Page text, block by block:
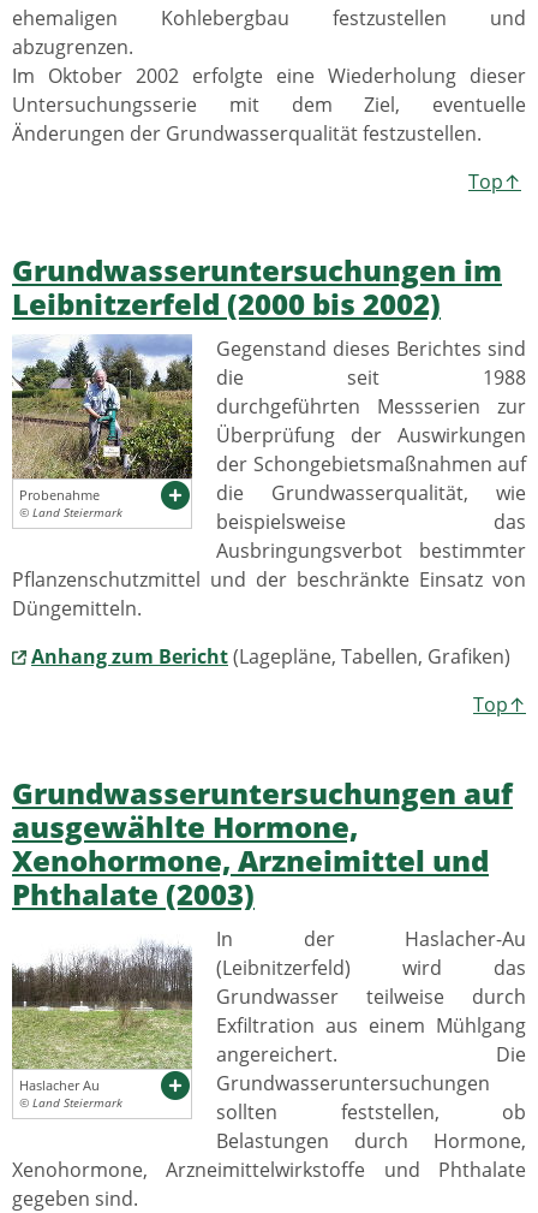
ehemaligen Kohlebergbau festzustellen und
abzugrenzen.
Im Oktober 2002 erfolgte eine Wiederholung dieser
Untersuchungsserie mit dem Ziel, eventuelle
Änderungen der Grundwasserqualität festzustellen.
Top↑
Grundwasseruntersuchungen im
Leibnitzerfeld (2000 bis 2002)
Probenahme
© Land Steiermark
Gegenstand dieses Berichtes sind
die seit 1988
durchgeführten Messserien zur
Überprüfung der Auswirkungen
der Schongebietsmaßnahmen auf
die Grundwasserqualität, wie
beispielsweise das
Ausbringungsverbot bestimmter
Pflanzenschutzmittel und der beschränkte Einsatz von
Düngemitteln.
Anhang zum Bericht(Lagepläne, Tabellen, Grafiken)
Top↑
Grundwasseruntersuchungen auf
ausgewählte Hormone,
Xenohormone, Arzneimittel und
Phthalate (2003)
Haslacher Au
© Land Steiermark
In der Haslacher-Au
(Leibnitzerfeld) wird das
Grundwasser teilweise durch
Exfiltration aus einem Mühlgang
angereichert. Die
Grundwasseruntersuchungen
sollten feststellen, ob
Belastungen durch Hormone,
Xenohormone, Arzneimittelwirkstoffe und Phthalate
gegeben sind.